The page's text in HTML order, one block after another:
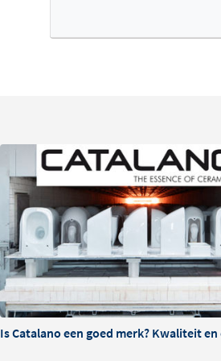
Is Catalano een goed merk? Kwaliteit